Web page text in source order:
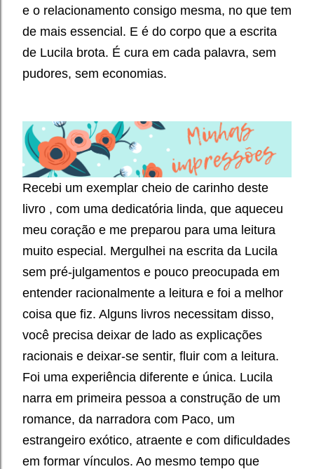
e o relacionamento consigo mesma, no que tem
de mais essencial. E é do corpo que a escrita
de Lucila brota. É cura em cada palavra, sem
pudores, sem economias.
Recebi um exemplar cheio de carinho deste
livro , com uma dedicatória linda, que aqueceu
meu coração e me preparou para uma leitura
muito especial. Mergulhei na escrita da Lucila
sem pré-julgamentos e pouco preocupada em
entender racionalmente a leitura e foi a melhor
coisa que fiz. Alguns livros necessitam disso,
você precisa deixar de lado as explicações
racionais e deixar-se sentir, fluir com a leitura.
Foi uma experiência diferente e única. Lucila
narra em primeira pessoa a construção de um
romance, da narradora com Paco, um
estrangeiro exótico, atraente e com dificuldades
em formar vínculos. Ao mesmo tempo que